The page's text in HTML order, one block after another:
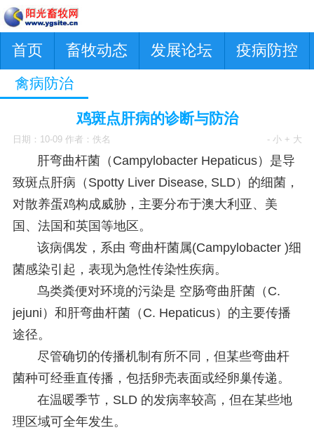
首页 畜牧动态 发展论坛 疫病防控
禽病防治
鸡斑点肝病的诊断与防治
日期：10-09 作者：佚名 - 小 + 大
肝弯曲杆菌（Campylobacter Hepaticus）是导
致斑点肝病（Spotty Liver Disease, SLD）的细菌，
对散养蛋鸡构成威胁，主要分布于澳大利亚、美
国、法国和英国等地区。
该病偶发，系由 弯曲杆菌属(Campylobacter )细
菌感染引起，表现为急性传染性疾病。
鸟类粪便对环境的污染是 空肠弯曲肝菌（C.
jejuni）和肝弯曲杆菌（C. Hepaticus）的主要传播
途径。
尽管确切的传播机制有所不同，但某些弯曲杆
菌种可经垂直传播，包括卵壳表面或经卵巢传递。
在温暖季节，SLD 的发病率较高，但在某些地
理区域可全年发生。